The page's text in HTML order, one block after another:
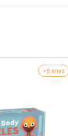
+5 anys